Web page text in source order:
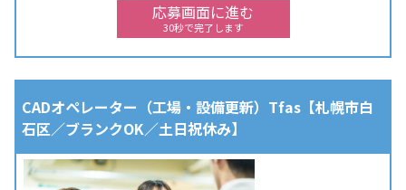
応募画面に進む
30秒で完了します
CADオペレーター（工場・設備更新）Tfas【札幌市白
石区／ブランクOK／土日祝休み】